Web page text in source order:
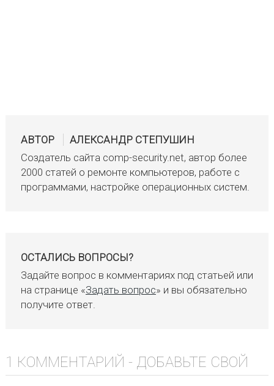
АВТОР
АЛЕКСАНДР СТЕПУШИН
Создатель сайта comp-security.net, автор более
2000 статей о ремонте компьютеров, работе с
программами, настройке операционных систем.
ОСТАЛИСЬ ВОПРОСЫ?
Задайте вопрос в комментариях под статьей или
на странице «Задать вопрос» и вы обязательно
получите ответ.
1 КОММЕНТАРИЙ - ДОБАВЬТЕ СВОЙ